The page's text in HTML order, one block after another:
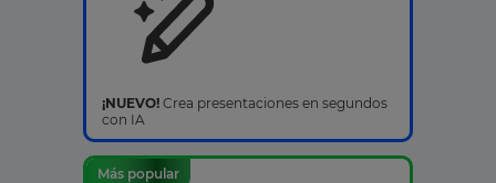
¡NUEVO! Crea presentaciones en segundos
con IA
Más popular